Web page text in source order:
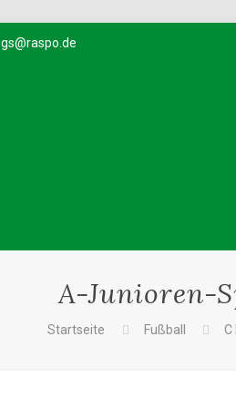
gs@raspo.de
A-Junioren-
Startseite Fußball C